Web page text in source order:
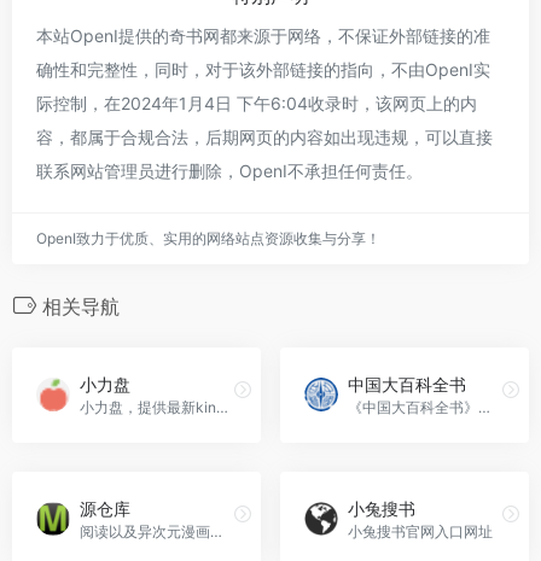
本站OpenI提供的奇书网都来源于网络，不保证外部链接的准
确性和完整性，同时，对于该外部链接的指向，不由OpenI实
际控制，在2024年1月4日 下午6:04收录时，该网页上的内
容，都属于合规合法，后期网页的内容如出现违规，可以直接
联系网站管理员进行删除，OpenI不承担任何责任。
OpenI致力于优质、实用的网络站点资源收集与分享！
相关导航
小力盘
小力盘，提供最新kindle|PDF|txt|mobi|epub电子书图书免费下载，以kindle|PDF|txt|mobi|epub为主的电子书免费下载供学习
中国大百科全书
《中国大百科全书》第三版网络版
源仓库
阅读以及异次元漫画源地址分享
小兔搜书
小兔搜书官网入口网址